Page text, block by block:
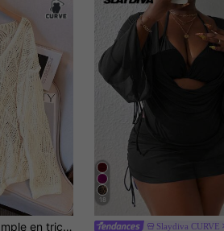
en V, couvre-tout léger et respirant pour la plage et les vacances d'été
18
Slaydiva CURVE